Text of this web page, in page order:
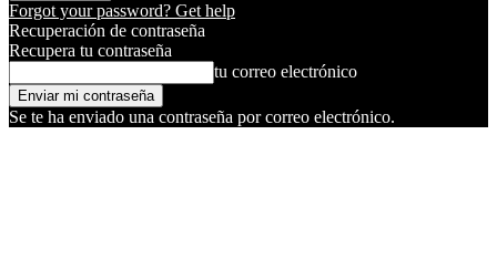
Forgot your password? Get help
Recuperación de contraseña
Recupera tu contraseña
tu correo electrónico
Se te ha enviado una contraseña por correo electrónico.